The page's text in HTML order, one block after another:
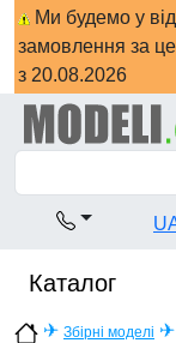
Ми будемо у
замовлення за
з 20.08.2026
Каталог
✈ Збірні моделі ✈